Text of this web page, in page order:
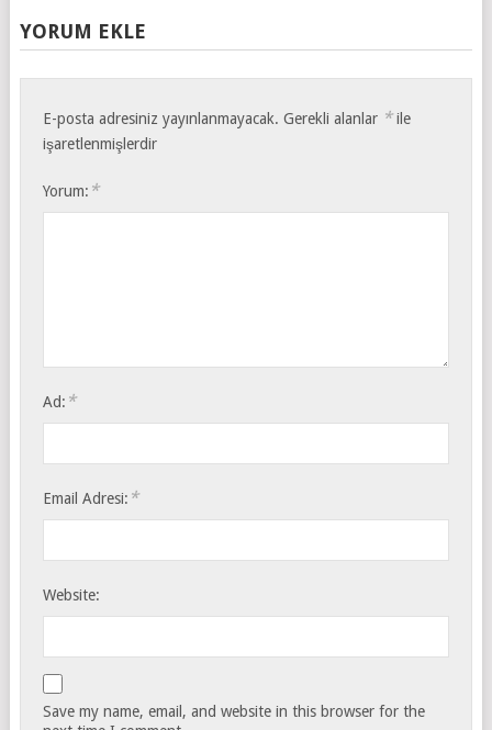
YORUM EKLE
E-posta adresiniz yayınlanmayacak. Gerekli alanlar *ile
işaretlenmişlerdir
Yorum: *
Ad: *
Email Adresi: *
Website:
Save my name, email, and website in this browser for the